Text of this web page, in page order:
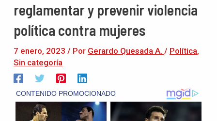
reglamentar y prevenir violencia
política contra mujeres
7 enero, 2023 / Por Gerardo Quesada A. / Política,
Sin categoría